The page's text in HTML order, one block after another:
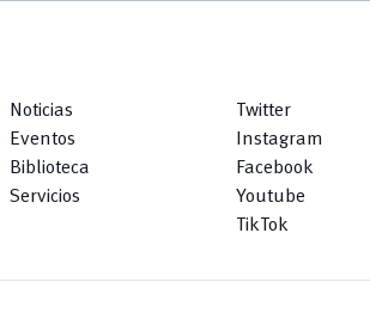
Noticias
Eventos
Biblioteca
Servicios
Twitter
Instagram
Facebook
Youtube
TikTok